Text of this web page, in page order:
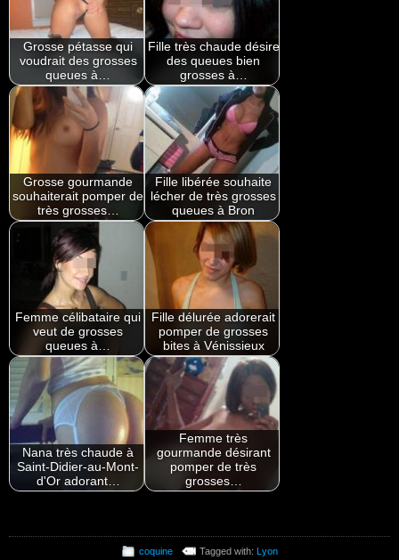
Grosse pétasse qui
voudrait des grosses
queues à…
Fille très chaude désire
des queues bien
grosses à…
Grosse gourmande
souhaiterait pomper de
très grosses…
Fille libérée souhaite
lécher de très grosses
queues à Bron
Femme célibataire qui
veut de grosses
queues à…
Fille délurée adorerait
pomper de grosses
bites à Vénissieux
Nana très chaude à
Saint-Didier-au-Mont-
d'Or adorant…
Femme très
gourmande désirant
pomper de très
grosses…
coquine Tagged with: Lyon